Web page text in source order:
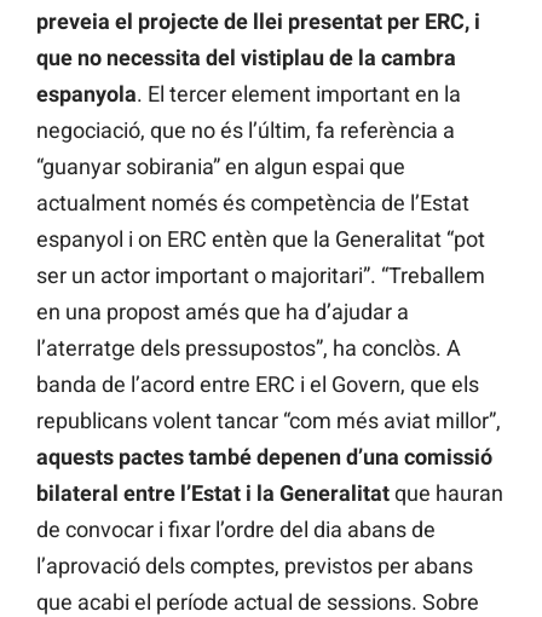
preveia el projecte de llei presentat per ERC, i
que no necessita del vistiplau de la cambra
espanyola. El tercer element important en la
negociació, que no és l’últim, fa referència a
“guanyar sobirania” en algun espai que
actualment només és competència de l’Estat
espanyol i on ERC entèn que la Generalitat “pot
ser un actor important o majoritari”. “Treballem
en una propost amés que ha d’ajudar a
l’aterratge dels pressupostos”, ha conclòs. A
banda de l’acord entre ERC i el Govern, que els
republicans volent tancar “com més aviat millor”,
aquests pactes també depenen d’una comissió
bilateral entre l’Estat i la Generalitatque hauran
de convocar i fixar l’ordre del dia abans de
l’aprovació dels comptes, previstos per abans
que acabi el període actual de sessions. Sobre